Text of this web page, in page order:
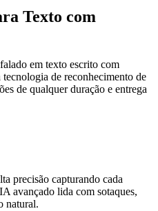
Texto com
em texto escrito com
de reconhecimento de
de qualquer duração e entrega
precisão capturando cada
avançado lida com sotaques,
natural.